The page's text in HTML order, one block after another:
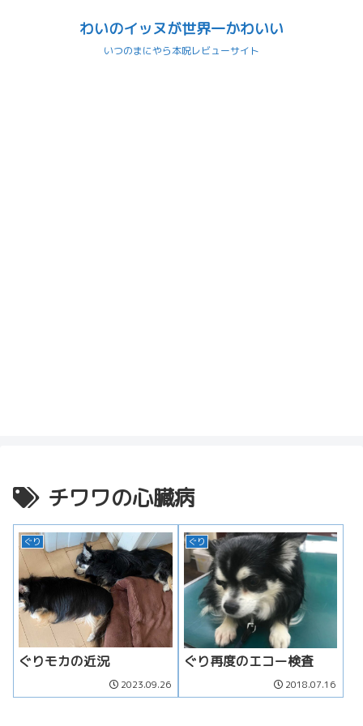
わいのイッヌが世界一かわいい
いつのまにやら本呪レビューサイト
チワワの心臓病
ぐり
ぐりモカの近況
2023.09.26
ぐり
ぐり再度のエコー検査
2018.07.16